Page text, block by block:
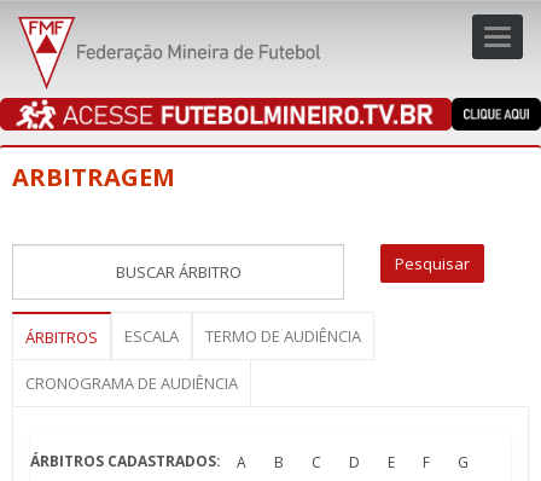
ARBITRAGEM
ÁRBITROS ESCALA TERMO DE AUDIÊNCIA
CRONOGRAMA DE AUDIÊNCIA
ÁRBITROS CADASTRADOS: A B C D E F
G